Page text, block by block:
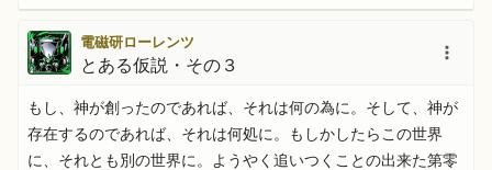
電磁研ローレンツ
とある仮説・その３
もし、神が創ったのであれば、それは何の為に。そして、神が
存在するのであれば、それは何処に。もしかしたらこの世界
に、それとも別の世界に。ようやく追いつくことの出来た第零